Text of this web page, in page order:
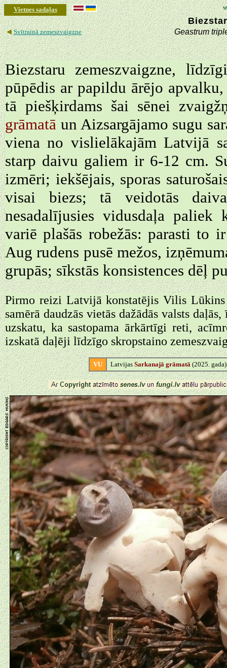
Vietnes sadaļas
◄Svītrainā zemeszvaigzne Geastrum
Biezstaru zemeszvaigzne,
pūpēdis ar papildu ārējo
tā piešķirdams šai sēnei
grāmatā un Aizsargājamo sugu
viena no vislielākajām Latvijā
starp daivu galiem ir 6-12 cm.
izmēri; iekšējais, sporas
visai biezs; tā veidotās
nesadalījusies vidusdaļa
variē plašās robežās: parasti to
Aug rudens pusē mežos,
grupās; sīkstās konsistences dēļ
Pirmo reizi Latvijā konstatējis Vilis Lūkins
samērā daudzās vietās dažādās valsts
uzskatu, ka sastopama ārkārtīgi reti,
izskatā daļēji līdzīgo skropstaino
VU Latvijas Sarkanajā grāmatā(2025.